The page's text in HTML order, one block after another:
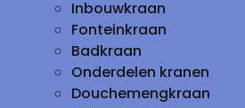
Inbouwkraan
Fonteinkraan
Badkraan
Onderdelen kranen
Douchemengkraan